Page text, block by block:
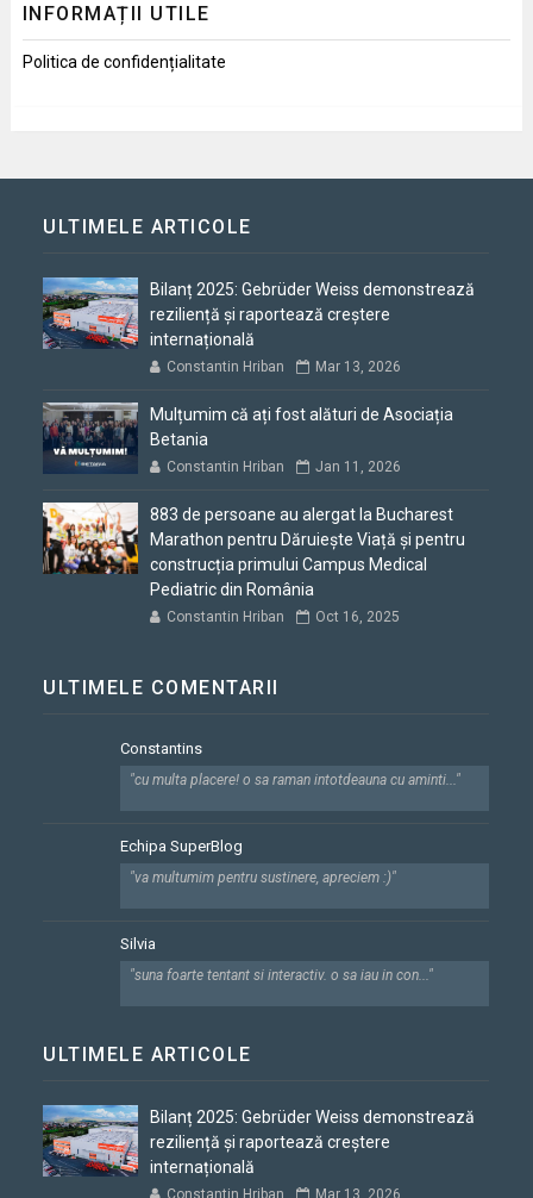
INFORMAȚII UTILE
Politica de confidențialitate
ULTIMELE ARTICOLE
Bilanț 2025: Gebrüder Weiss demonstrează
reziliență și raportează creștere
internațională
Constantin Hriban Mar 13, 2026
Mulțumim că ați fost alături de Asociația
Betania
Constantin Hriban Jan 11, 2026
883 de persoane au alergat la Bucharest
Marathon pentru Dăruiește Viață și pentru
construcția primului Campus Medical
Pediatric din România
Constantin Hriban Oct 16, 2025
ULTIMELE COMENTARII
Constantins
"cu multa placere! o sa raman intotdeauna cu aminti..."
Echipa SuperBlog
"va multumim pentru sustinere, apreciem :)"
Silvia
"suna foarte tentant si interactiv. o sa iau in con..."
ULTIMELE ARTICOLE
Bilanț 2025: Gebrüder Weiss demonstrează
reziliență și raportează creștere
internațională
Constantin Hriban Mar 13, 2026